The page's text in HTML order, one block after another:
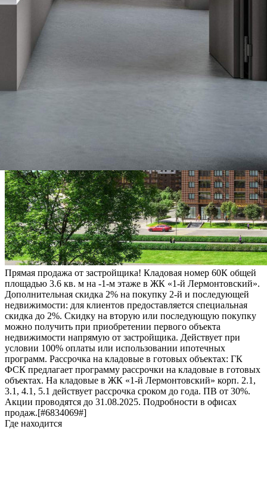
Прямая продажа от застройщика! Кладовая номер 60К общей
площадью 3.6 кв. м на -1-м этаже в ЖК «1-й Лермонтовский».
Дополнительная скидка 2% на покупку 2-й и последующей
недвижимости: для клиентов предоставляется специальная
скидка до 2%. Скидку на вторую или последующую покупку
можно получить при приобретении первого объекта
недвижимости напрямую от застройщика. Действует при
условии 100% оплаты или использовании ипотечных
программ. Рассрочка на кладовые в готовых объектах: ГК
ФСК предлагает программу рассрочки на кладовые в готовых
объектах. На кладовые в ЖК «1-й Лермонтовский» корп. 2.1,
3.1, 4.1, 5.1 действует рассрочка сроком до года. ПВ от 30%.
Акции проводятся до 31.08.2025. Подробности в офисах
продаж.[#6834069#]
Где находится